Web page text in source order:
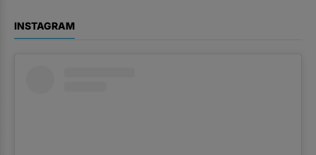
INSTAGRAM